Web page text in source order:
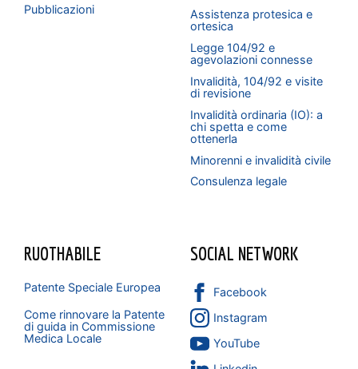
Pubblicazioni
Assistenza protesica e
ortesica
Legge 104/92 e
agevolazioni connesse
Invalidità, 104/92 e visite
di revisione
Invalidità ordinaria (IO): a
chi spetta e come
ottenerla
Minorenni e invalidità civile
Consulenza legale
RUOTHABILE
Patente Speciale Europea
Come rinnovare la Patente
di guida in Commissione
Medica Locale
SOCIAL NETWORK
Facebook
Instagram
YouTube